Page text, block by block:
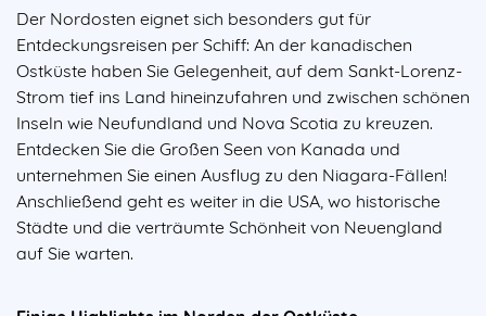
Der Nordosten eignet sich besonders gut für
Entdeckungsreisen per Schiff: An der kanadischen
Ostküste haben Sie Gelegenheit, auf dem Sankt-Lorenz-
Strom tief ins Land hineinzufahren und zwischen schönen
Inseln wie Neufundland und Nova Scotia zu kreuzen.
Entdecken Sie die Großen Seen von Kanada und
unternehmen Sie einen Ausflug zu den Niagara-Fällen!
Anschließend geht es weiter in die USA, wo historische
Städte und die verträumte Schönheit von Neuengland
auf Sie warten.